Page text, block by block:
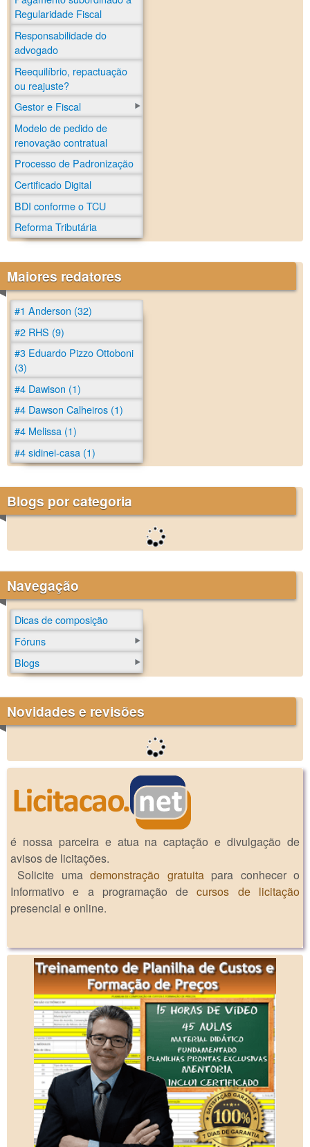
Regularidade Fiscal
Responsabilidade do
advogado
Reequilíbrio, repactuação
ou reajuste?
Gestor e Fiscal
Modelo de pedido de
renovação contratual
Processo de Padronização
Certificado Digital
BDI conforme o TCU
Reforma Tributária
Maiores redatores
#1 Anderson (32)
#2 RHS (9)
#3 Eduardo Pizzo Ottoboni
(3)
#4 Dawison (1)
#4 Dawson Calheiros (1)
#4 Melissa (1)
#4 sidinei-casa (1)
Blogs por categoria
Navegação
Dicas de composição
Fóruns
Blogs
Novidades e revisões
é nossa parceira e atua na captação e divulgação de
avisos de licitações.
Solicite umademonstração gratuitapara conhecer o
Informativo e a programação decursos de licitação
presencial e online.